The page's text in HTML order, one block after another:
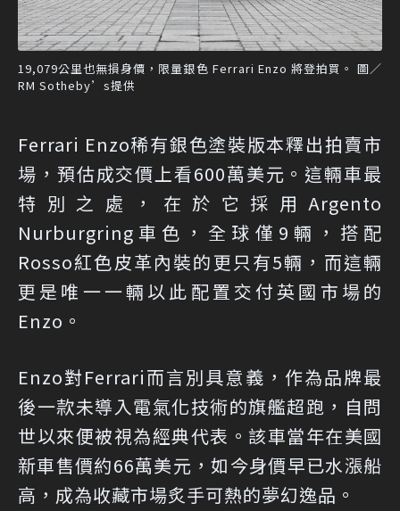
19,079公里也無損身價，限量銀色 Ferrari Enzo 將登拍買。 圖／
RM Sotheby’s提供
Ferrari Enzo稀有銀色塗裝版本釋出拍賣市
場，預估成交價上看600萬美元。這輛車最
特別之處，在於它採用Argento
Nurburgring車色，全球僅9輛，搭配
Rosso紅色皮革內裝的更只有5輛，而這輛
更是唯一一輛以此配置交付英國市場的
Enzo。
Enzo對Ferrari而言別具意義，作為品牌最
後一款未導入電氣化技術的旗艦超跑，自問
世以來便被視為經典代表。該車當年在美國
新車售價約66萬美元，如今身價早已水漲船
高，成為收藏市場炙手可熱的夢幻逸品。